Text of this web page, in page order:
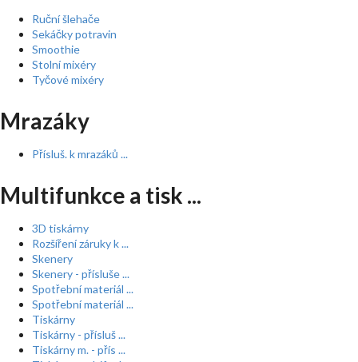
Ruční šlehače
Sekáčky potravin
Smoothie
Stolní mixéry
Tyčové mixéry
Mrazáky
Přísluš. k mrazáků ...
Multifunkce a tisk ...
3D tiskárny
Rozšíření záruky k ...
Skenery
Skenery - přísluše ...
Spotřební materiál ...
Spotřební materiál ...
Tiskárny
Tiskárny - přísluš ...
Tiskárny m. - přís ...